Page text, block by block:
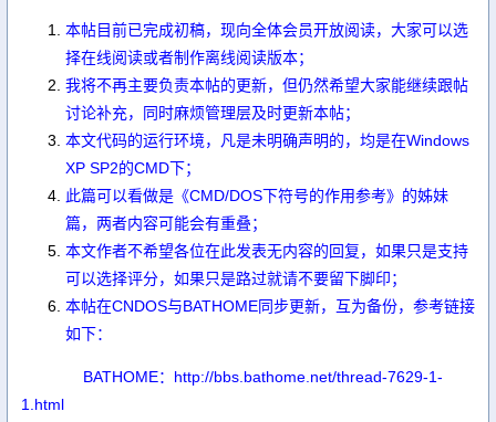
本帖目前已完成初稿，现向全体会员开放阅读，大家可以选
择在线阅读或者制作离线阅读版本；
我将不再主要负责本帖的更新，但仍然希望大家能继续跟帖
讨论补充，同时麻烦管理层及时更新本帖；
本文代码的运行环境，凡是未明确声明的，均是在Windows
XP SP2的CMD下；
此篇可以看做是 《CMD/DOS下符号的作用参考》 的姊妹
篇，两者内容可能会有重叠；
本文作者不希望各位在此发表无内容的回复，如果只是支持
可以选择评分，如果只是路过就请不要留下脚印；
本帖在CNDOS与BATHOME同步更新，互为备份，参考链接
如下：
BATHOME： http://bbs.bathome.net/thread-7629-1-
1.html